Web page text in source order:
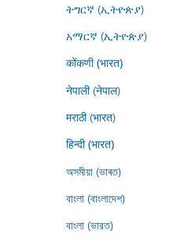
ትግርኛ (ኢትዮጵያ)
አማርኛ (ኢትዮጵያ)
कोंकणी (भारत)
नेपाली (नेपाल)
मराठी (भारत)
हिन्दी (भारत)
অসমীয়া (ভাৰত)
বাংলা (বাংলাদেশ)
বাংলা (ভারত)